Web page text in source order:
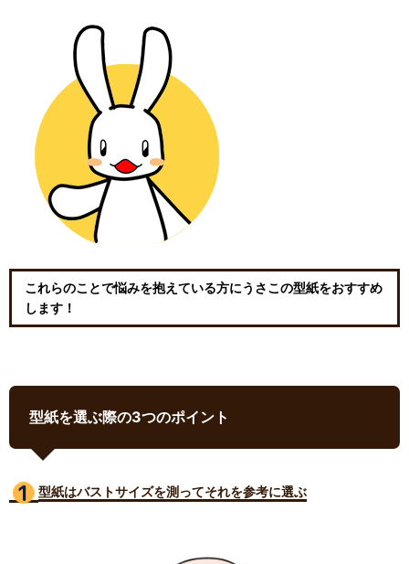
これらのことで悩みを抱えている方にうさこの型紙をおすすめ
します！
型紙を選ぶ際の3つのポイント
型紙はバストサイズを測ってそれを参考に選ぶ